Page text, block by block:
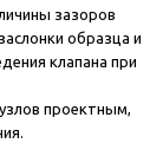
зазоров
образца и
клапана при
проектным,